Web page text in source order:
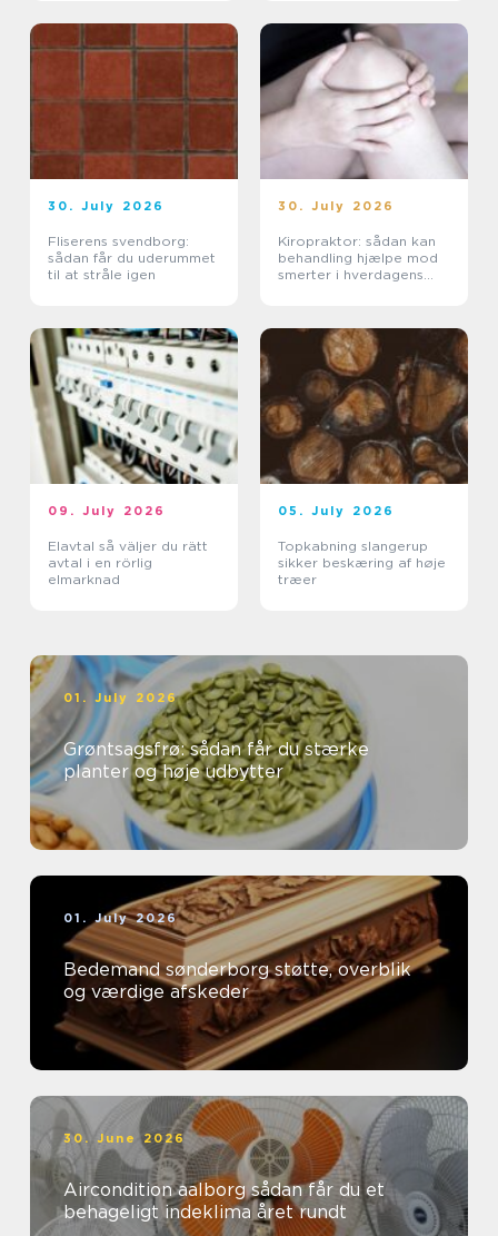
30. July 2026
Fliserens svendborg:
sådan får du uderummet
til at stråle igen
30. July 2026
Kiropraktor: sådan kan
behandling hjælpe mod
smerter i hverdagens
09. July 2026
Elavtal så väljer du rätt
avtal i en rörlig
elmarknad
05. July 2026
Topkabning slangerup
sikker beskæring af høje
træer
01. July 2026
Grøntsagsfrø: sådan får du stærke
planter og høje udbytter
01. July 2026
Bedemand sønderborg støtte, overblik
og værdige afskeder
30. June 2026
Aircondition aalborg sådan får du et
behageligt indeklima året rundt